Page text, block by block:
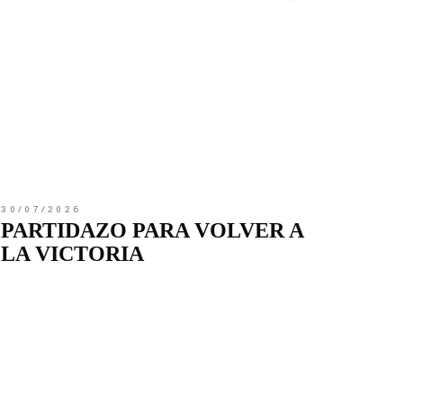
30/07/2026
PARTIDAZO PARA VOLVER A
LA VICTORIA